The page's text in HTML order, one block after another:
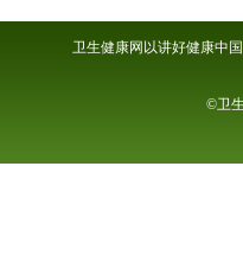
卫生健康网以讲好健康中
©卫